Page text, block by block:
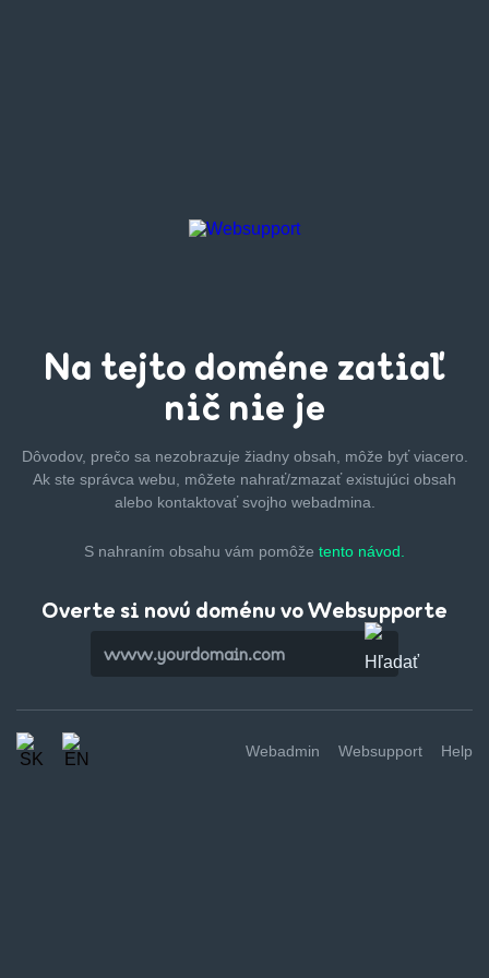
Na tejto doméne zatiaľ
nič nie je
Dôvodov, prečo sa nezobrazuje žiadny obsah, môže byťviacero.
Ak ste správca webu, môžete nahrať/zmazaťexistujúci obsah
alebo kontaktovať svojho webadmina.
S nahraním obsahu vám pomôže tento návod.
Overte si novú doménu vo Websupporte
Webadmin Websupport Help